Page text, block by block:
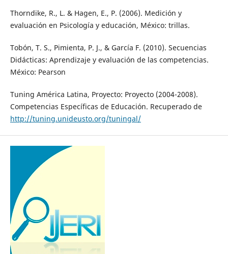
Thorndike, R., L. & Hagen, E., P. (2006). Medición y
evaluación en Psicología y educación, México: trillas.
Tobón, T. S., Pimienta, P. J., & García F. (2010). Secuencias
Didácticas: Aprendizaje y evaluación de las competencias.
México: Pearson
Tuning América Latina, Proyecto: Proyecto (2004-2008).
Competencias Específicas de Educación. Recuperado de
http://tuning.unideusto.org/tuningal/